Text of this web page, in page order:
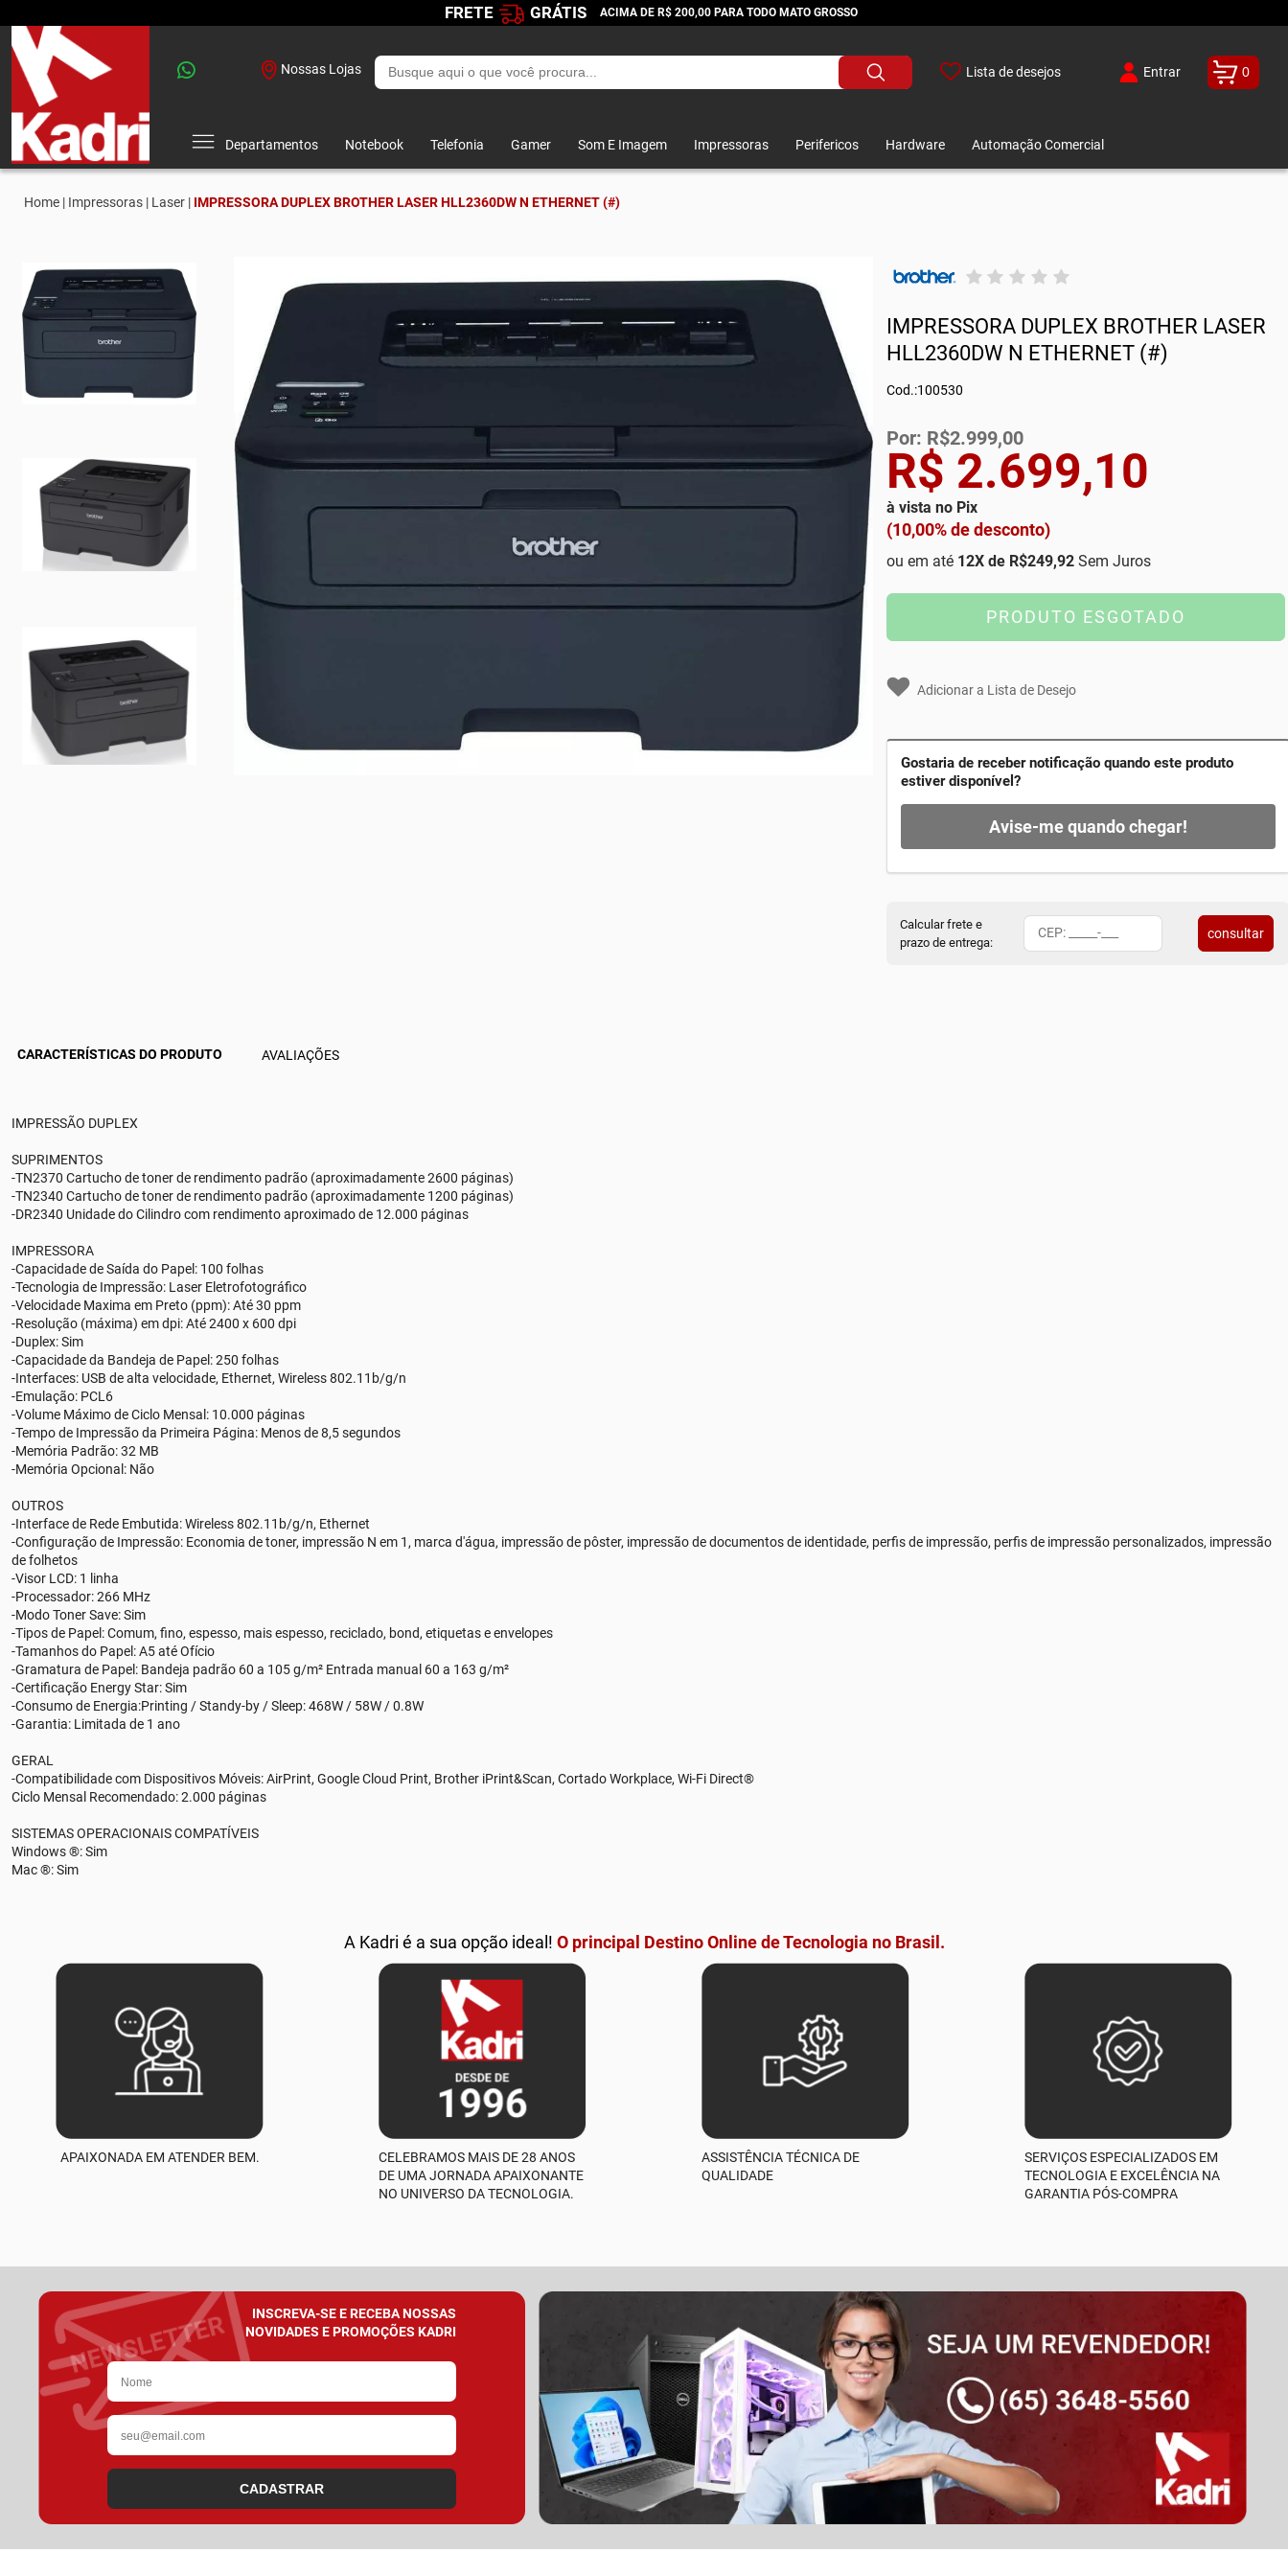
FRETE GRÁTIS ACIMA DE R$ 200,00 PARA TODO MATO GROSSO
Nossas Lojas Lista de desejos Entrar 0
Departamentos Notebook Telefonia Gamer Som E Imagem Impressoras Perifericos Hardware Automação Comercial
Home | Impressoras | Laser | IMPRESSORA DUPLEX BROTHER LASER HLL2360DW N ETHERNET (#)
IMPRESSORA DUPLEX BROTHER LASER
HLL2360DW N ETHERNET (#)
Cod.:100530
R$ 2.699,10
à vista no Pix
(10,00% de desconto)
Por: R$2.999,00
ou em até 12X de R$249,92 Sem Juros
PRODUTO ESGOTADO
Adicionar a Lista de Desejo
Gostaria de receber notificação quando este produto
estiver disponível?
Avise-me quando chegar!
Calcular frete e
prazo de entrega:
consultar
CARACTERÍSTICAS DO PRODUTO AVALIAÇÕES
IMPRESSÃO DUPLEX
SUPRIMENTOS
-TN2370 Cartucho de toner de rendimento padrão (aproximadamente 2600 páginas)
-TN2340 Cartucho de toner de rendimento padrão (aproximadamente 1200 páginas)
-DR2340 Unidade do Cilindro com rendimento aproximado de 12.000 páginas
IMPRESSORA
-Capacidade de Saída do Papel: 100 folhas
-Tecnologia de Impressão: Laser Eletrofotográfico
-Velocidade Maxima em Preto (ppm): Até 30 ppm
-Resolução (máxima) em dpi: Até 2400 x 600 dpi
-Duplex: Sim
-Capacidade da Bandeja de Papel: 250 folhas
-Interfaces: USB de alta velocidade, Ethernet, Wireless 802.11b/g/n
-Emulação: PCL6
-Volume Máximo de Ciclo Mensal: 10.000 páginas
-Tempo de Impressão da Primeira Página: Menos de 8,5 segundos
-Memória Padrão: 32 MB
-Memória Opcional: Não
OUTROS
-Interface de Rede Embutida: Wireless 802.11b/g/n, Ethernet
-Configuração de Impressão: Economia de toner, impressão N em 1, marca d'água, impressão de pôster, impressão de documentos de identidade, perfis de impressão, perfis de impressão personalizados, impressão
de folhetos
-Visor LCD: 1 linha
-Processador: 266 MHz
-Modo Toner Save: Sim
-Tipos de Papel: Comum, fino, espesso, mais espesso, reciclado, bond, etiquetas e envelopes
-Tamanhos do Papel: A5 até Ofício
-Gramatura de Papel: Bandeja padrão 60 a 105 g/m² Entrada manual 60 a 163 g/m²
-Certificação Energy Star: Sim
-Consumo de Energia:Printing / Standy-by / Sleep: 468W / 58W / 0.8W
-Garantia: Limitada de 1 ano
GERAL
-Compatibilidade com Dispositivos Móveis: AirPrint, Google Cloud Print, Brother iPrint&Scan, Cortado Workplace, Wi-Fi Direct®
Ciclo Mensal Recomendado: 2.000 páginas
SISTEMAS OPERACIONAIS COMPATÍVEIS
Windows ®: Sim
Mac ®: Sim
A Kadri é a sua opção ideal! O principal Destino Online de Tecnologia no Brasil.
APAIXONADA EM ATENDER BEM.
CELEBRAMOS MAIS DE 28 ANOS
DE UMA JORNADA APAIXONANTE
NO UNIVERSO DA TECNOLOGIA.
ASSISTÊNCIA TÉCNICA DE
QUALIDADE
SERVIÇOS ESPECIALIZADOS EM
TECNOLOGIA E EXCELÊNCIA NA
GARANTIA PÓS-COMPRA
INSCREVA-SE E RECEBA NOSSAS
NOVIDADES E PROMOÇÕES KADRI
CADASTRAR